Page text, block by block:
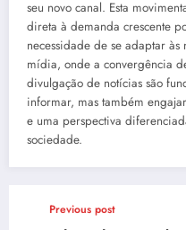
seu novo canal. Esta
direta à demanda crescente
necessidade de se adaptar às
mídia, onde a convergência
divulgação de notícias são
informar, mas também
e uma perspectiva
sociedade.
Previous post